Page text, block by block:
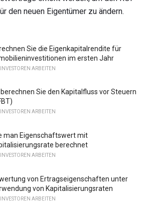
den neuen Eigentümer zu ändern.
Sie die Eigenkapitalrendite für
im ersten Jahr
ARBEITEN
Sie den Kapitalfluss vor Steuern
ARBEITEN
man Eigenschaftswert mit
berechnet
ARBEITEN
von Ertragseigenschaften unter
von Kapitalisierungsraten
ARBEITEN